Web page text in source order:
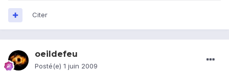
Citer
oeildefeu
Posté(e) 1 juin 2009